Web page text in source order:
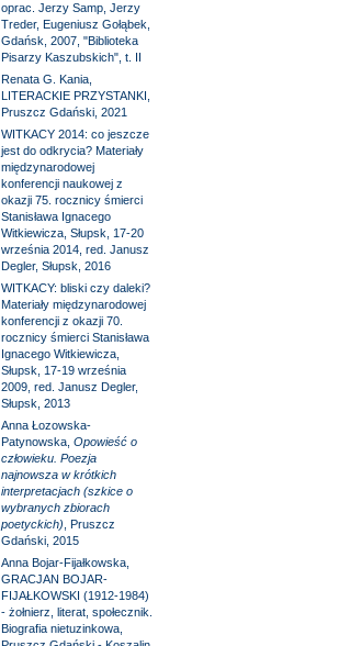
oprac. Jerzy Samp, Jerzy
Treder, Eugeniusz Gołąbek,
Gdańsk, 2007, "Biblioteka
Pisarzy Kaszubskich", t. II
Renata G. Kania,
LITERACKIE PRZYSTANKI,
Pruszcz Gdański, 2021
WITKACY 2014: co jeszcze
jest do odkrycia? Materiały
międzynarodowej
konferencji naukowej z
okazji 75. rocznicy śmierci
Stanisława Ignacego
Witkiewicza, Słupsk, 17-20
września 2014, red. Janusz
Degler, Słupsk, 2016
WITKACY: bliski czy daleki?
Materiały międzynarodowej
konferencji z okazji 70.
rocznicy śmierci Stanisława
Ignacego Witkiewicza,
Słupsk, 17-19 września
2009, red. Janusz Degler,
Słupsk, 2013
Anna Łozowska-
Patynowska, Opowieść o
człowieku. Poezja
najnowsza w krótkich
interpretacjach (szkice o
wybranych zbiorach
poetyckich) , Pruszcz
Gdański, 2015
Anna Bojar-Fijałkowska,
GRACJAN BOJAR-
FIJAŁKOWSKI (1912-1984)
- żołnierz, literat, społecznik.
Biografia nietuzinkowa,